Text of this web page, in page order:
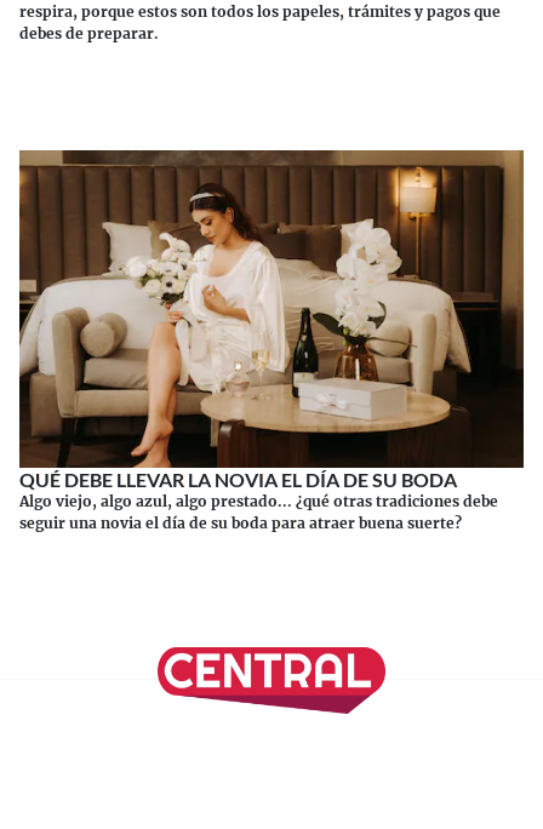
respira, porque estos son todos los papeles, trámites y pagos que
debes de preparar.
QUÉ DEBE LLEVAR LA NOVIA EL DÍA DE SU BODA
Algo viejo, algo azul, algo prestado... ¿qué otras tradiciones debe
seguir una novia el día de su boda para atraer buena suerte?